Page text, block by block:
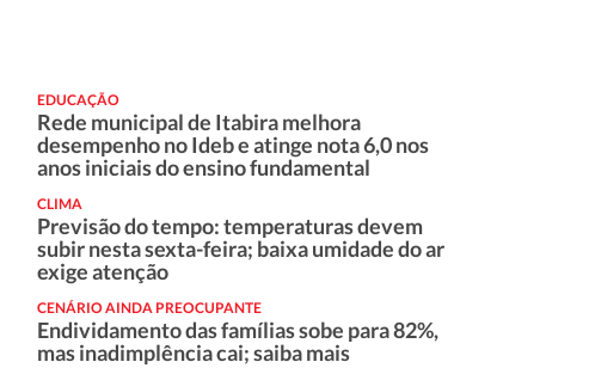
EDUCAÇÃO
Rede municipal de Itabira melhora
desempenho no Ideb e atinge nota 6,0 nos
anos iniciais do ensino fundamental
CLIMA
Previsão do tempo: temperaturas devem
subir nesta sexta-feira; baixa umidade do ar
exige atenção
CENÁRIO AINDA PREOCUPANTE
Endividamento das famílias sobe para 82%,
mas inadimplência cai; saiba mais